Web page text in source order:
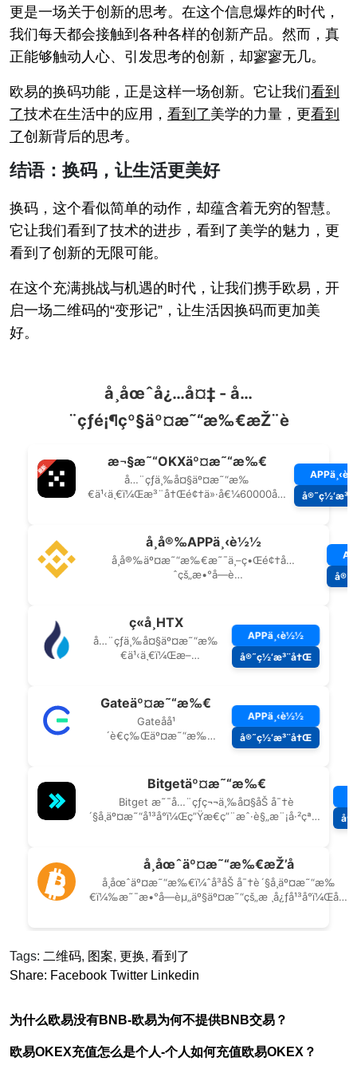
更是一场关于创新的思考。在这个信息爆炸的时代，
我们每天都会接触到各种各样的创新产品。然而，真
正能够触动人心、引发思考的创新，却寥寥无几。
欧易的换码功能，正是这样一场创新。它让我们看到
了技术在生活中的应用， 看到了美学的力量，更看到
了创新背后的思考。
结语：换码，让生活更美好
换码，这个看似简单的动作，却蕴含着无穷的智慧。
它让我们看到了技术的进步，看到了美学的魅力，更
看到了创新的无限可能。
在这个充满挑战与机遇的时代，让我们携手欧易，开
启一场二维码的“变形记”，让生活因换码而更加美
好。
Tags: 二维码, 图案, 更换, 看到了
Share: Facebook Twitter Linkedin
为什么欧易没有BNB-欧易为何不提供BNB交易？
欧易OKEX充值怎么是个人-个人如何充值欧易OKEX？